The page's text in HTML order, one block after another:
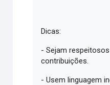
Dicas:
- Sejam
contribuições.
- Usem linguagem